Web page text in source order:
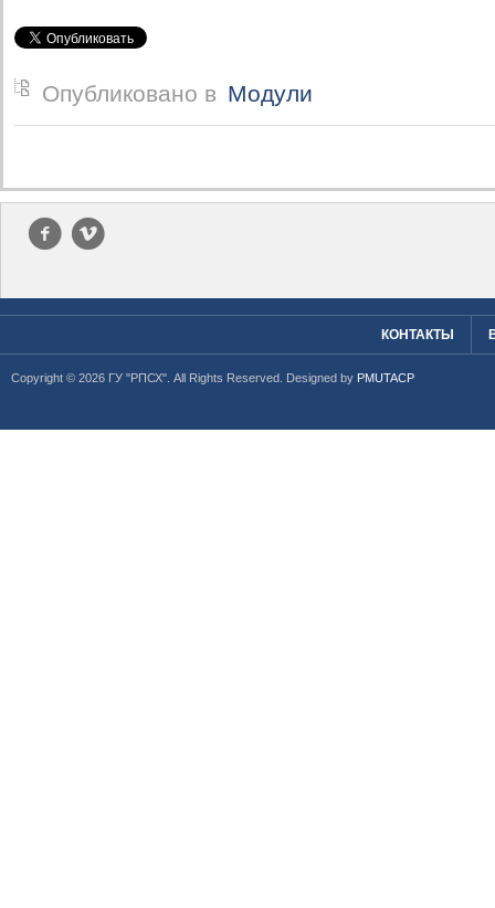
Опубликовано в Модули
f v
КОНТАКТЫ
Copyright © 2026 ГУ "РПСХ". All Rights Reserved. Designed by PMUTACP